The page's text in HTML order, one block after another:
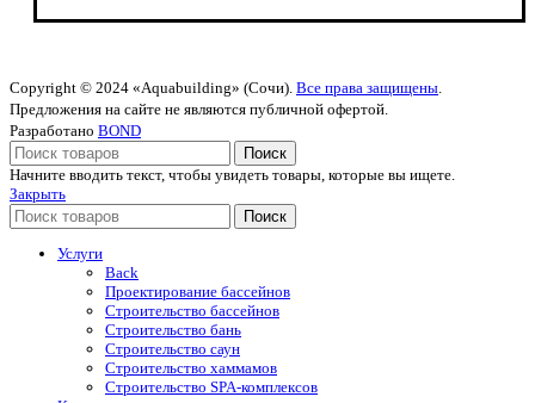
Copyright © 2024 «Aquabuilding» (Сочи). Все права защищены
Предложения на сайте не являются публичной офертой.
Разработано BOND
Поиск
Начните вводить текст, чтобы увидеть товары, которые вы ищете.
Закрыть
Поиск
Услуги
Back
Проектирование бассейнов
Строительство бассейнов
Строительство бань
Строительство саун
Строительство хаммамов
Строительство SPA-комплексов